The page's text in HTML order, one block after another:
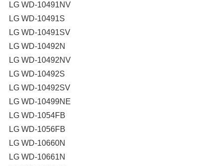
LG WD-10491NV
LG WD-10491S
LG WD-10491SV
LG WD-10492N
LG WD-10492NV
LG WD-10492S
LG WD-10492SV
LG WD-10499NE
LG WD-1054FB
LG WD-1056FB
LG WD-10660N
LG WD-10661N